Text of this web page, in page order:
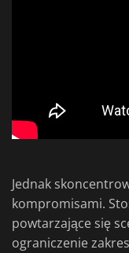
Jednak
kompromisami.
powtarzające się
ograniczenie